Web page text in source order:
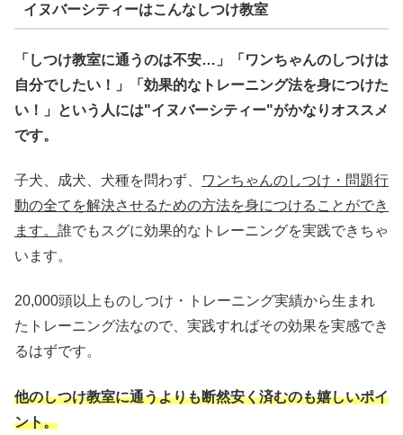
イヌバーシティーはこんなしつけ教室
「しつけ教室に通うのは不安…」「ワンちゃんのしつけは
自分でしたい！」「効果的なトレーニング法を身につけた
い！」という人には"イヌバーシティー"がかなりオススメ
です。
子犬、成犬、犬種を問わず、
ワンちゃんのしつけ・問題行
動の全てを解決させるための方法を身につけることができ
ます。 誰でもスグに効果的なトレーニングを実践できちゃ
います。
20,000頭以上ものしつけ・トレーニング実績から生まれ
たトレーニング法なので、実践すればその効果を実感でき
るはずです。
他のしつけ教室に通うよりも断然安く済むのも嬉しいポイ
ント。